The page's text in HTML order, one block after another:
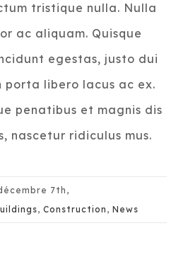
tristique nulla. Nulla
ac aliquam. Quisque
egestas, justo dui
porta libero lacus ac ex.
penatibus et magnis dis
nascetur ridiculus mus.
7th,
, Construction , News